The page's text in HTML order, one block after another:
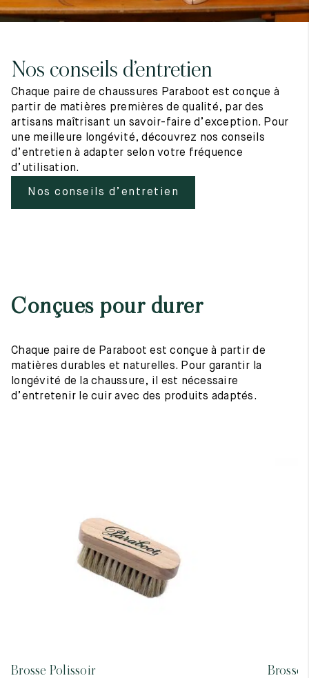
Nos conseils d’entretien
Chaque paire de chaussures Paraboot est conçue à
partir de matières premières de qualité, par des
artisans maîtrisant un savoir-faire d’exception. Pour
une meilleure longévité, découvrez nos conseils
d’entretien à adapter selon votre fréquence
d’utilisation.
Nos conseils d’entretien
Conçues pour durer
Chaque paire de Paraboot est conçue à partir de
matières durables et naturelles. Pour garantir la
longévité de la chaussure, il est nécessaire
d’entretenir le cuir avec des produits adaptés.
Brosse Polissoir Brosse